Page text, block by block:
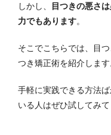
しかし、
目つきの悪さ
力でもあります。
そこでこちらでは、目
つき矯正術を紹介します
手軽に実践できる方法
いる人はぜひ試してみて